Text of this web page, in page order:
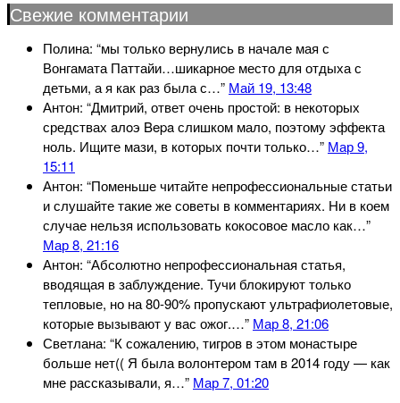
Свежие комментарии
Полина: “мы только вернулись в начале мая с
Вонгамата Паттайи…шикарное место для отдыха с
детьми, а я как раз была с…” Май 19, 13:48
Антон: “Дмитрий, ответ очень простой: в некоторых
средствах aлoэ Bepa слишком мало, поэтому эффекта
ноль. Ищите мази, в которых почти только…” Мар 9,
15:11
Антон: “Поменьше читайте непрофессиональные статьи
и слушайте такие же советы в комментариях. Ни в коем
случае нельзя использовать кокосовое масло как…”
Мар 8, 21:16
Антон: “Абсолютно непрофессиональная статья,
вводящая в заблуждение. Тучи блокируют только
тепловые, но на 80-90% пропускают ультрафиолетовые,
которые вызывают у вас ожог.…” Мар 8, 21:06
Светлана: “К сожалению, тигров в этом монастыре
больше нет(( Я была волонтером там в 2014 году — как
мне рассказывали, я…” Мар 7, 01:20